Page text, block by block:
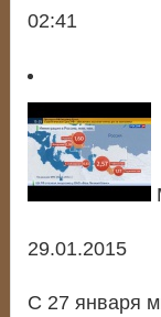
02:41
29.01.2015
С 27 января